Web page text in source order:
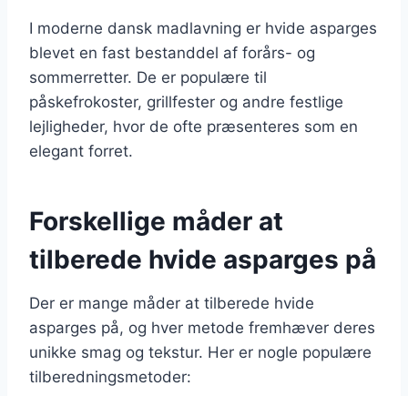
I moderne dansk madlavning er hvide asparges
blevet en fast bestanddel af forårs- og
sommerretter. De er populære til
påskefrokoster, grillfester og andre festlige
lejligheder, hvor de ofte præsenteres som en
elegant forret.
Forskellige måder at
tilberede hvide asparges på
Der er mange måder at tilberede hvide
asparges på, og hver metode fremhæver deres
unikke smag og tekstur. Her er nogle populære
tilberedningsmetoder: